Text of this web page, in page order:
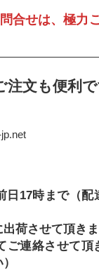
合せは、極力
注文も便利
17時まで（配
荷させて頂き
連絡させて頂